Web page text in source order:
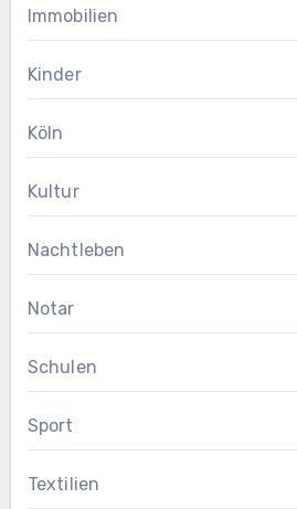
Immobilien
Kinder
Köln
Kultur
Nachtleben
Notar
Schulen
Sport
Textilien